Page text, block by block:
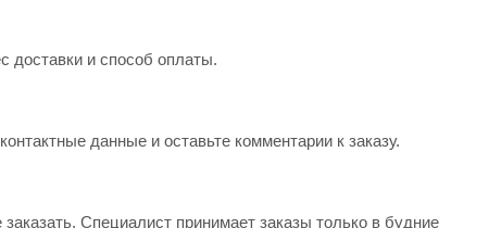
доставки и способ оплаты.
данные и оставьте комментарии к заказу.
Специалист принимает заказы только в будние